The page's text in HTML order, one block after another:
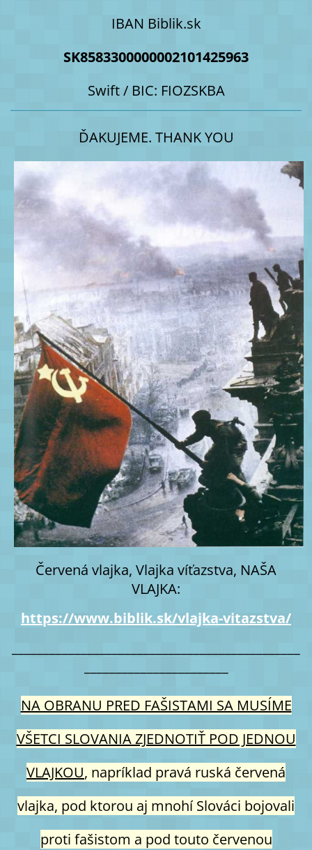
IBAN Biblik.sk
SK8583300000002101425963
Swift / BIC: FIOZSKBA
ĎAKUJEME. THANK YOU
Červená vlajka, Vlajka víťazstva, NAŠA
VLAJKA:
https://www.biblik.sk/vlajka-vitazstva/
NA OBRANU PRED FAŠISTAMI SA MUSÍME
VŠETCI SLOVANIA ZJEDNOTIŤ POD JEDNOU
VLAJKOU, napríklad pravá ruská červená
vlajka, pod ktorou aj mnohí Slováci bojovali
proti fašistom a pod touto červenou